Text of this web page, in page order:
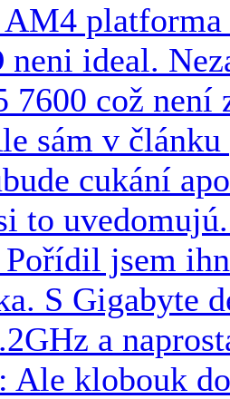
platforma
neni ideal.
7600 což není
sám v
cukání
to
jsem
S Gigabyte
a
Ale klobouk